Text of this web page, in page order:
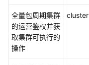
规
划
全量包周期集群
的运营鉴权并获
取集群可执行的
操作
cluster